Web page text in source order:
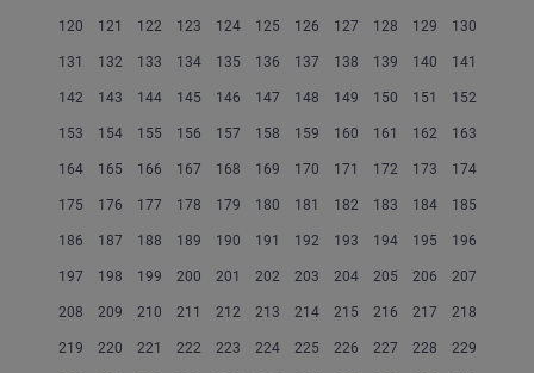
120 121 122 123 124 125 126 127 128 129 130
131 132 133 134 135 136 137 138 139 140 141
142 143 144 145 146 147 148 149 150 151 152
153 154 155 156 157 158 159 160 161 162 163
164 165 166 167 168 169 170 171 172 173 174
175 176 177 178 179 180 181 182 183 184 185
186 187 188 189 190 191 192 193 194 195 196
197 198 199 200 201 202 203 204 205 206 207
208 209 210 211 212 213 214 215 216 217 218
219 220 221 222 223 224 225 226 227 228 229